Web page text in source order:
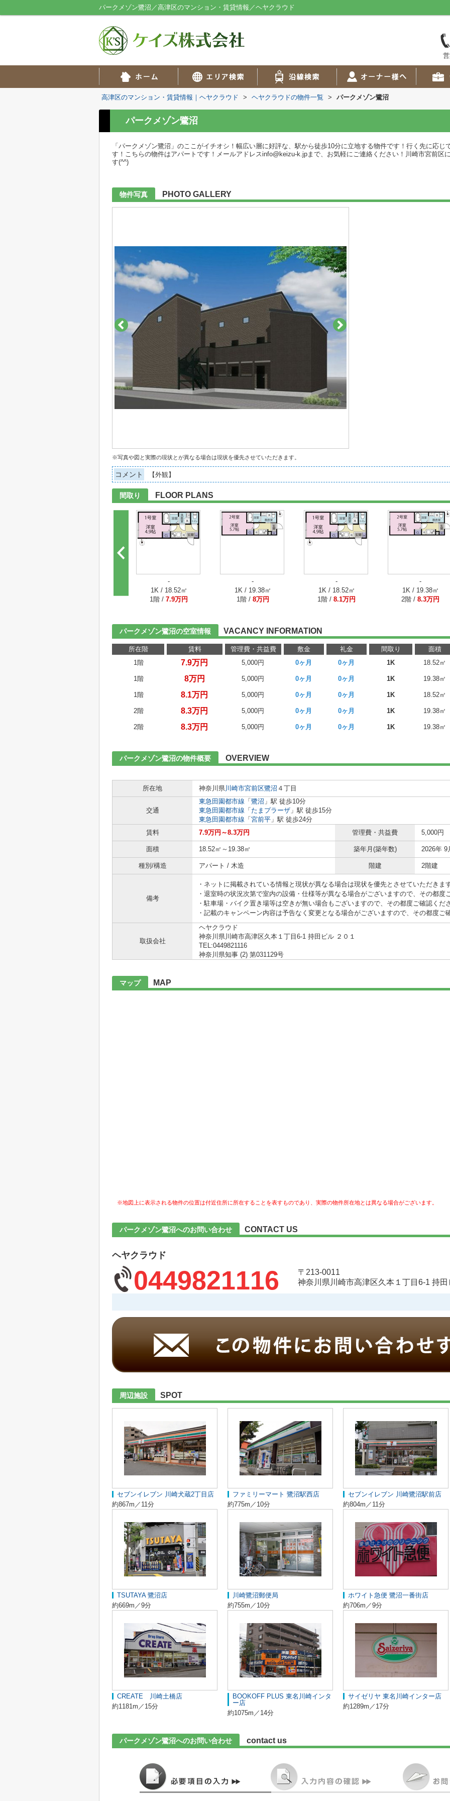
パークメゾン鷺沼／高津区のマンション・賃貸情報／ヘヤクラウド
高津区のマンション・賃貸情報｜ヘヤクラウド > ヘヤクラウドの物件一覧 > パークメゾン鷺沼
パークメゾン鷺沼
「パークメゾン鷺沼」のここがイチオシ！幅広い層に好評な、駅から徒歩10分に立地する物件です！行く先に応
す！こちらの物件はアパートです！メールアドレスinfo@keizu-k.jpまで、お気軽にご連絡ください！川崎市宮前区
す(^^)
物件写真 PHOTO GALLERY
※写真や図と実際の現状とが異なる場合は現状を優先させていただきます。
コメント 【外観】
間取り FLOOR PLANS
-
1K / 18.52㎡
1階 / 7.9万円
-
1K / 19.38㎡
1階 / 8万円
-
1K / 18.52㎡
1階 / 8.1万円
-
1K / 19.38㎡
2階 / 8.3万円
パークメゾン鷺沼の空室情報 VACANCY INFORMATION
所在階 賃料 管理費・共益費 敷金 礼金 間取り 面積
1階
7.9万円 5,000円 0ヶ月 0ヶ月 1K 18.52㎡
1階 8万円 5,000円 0ヶ月 0ヶ月 1K 19.38㎡
1階 8.1万円 5,000円 0ヶ月 0ヶ月 1K 18.52㎡
2階 8.3万円 5,000円 0ヶ月 0ヶ月 1K 19.38㎡
2階 8.3万円 5,000円 0ヶ月 0ヶ月 1K 19.38㎡
パークメゾン鷺沼の物件概要 OVERVIEW
所在地
神奈川県川崎市宮前区鷺沼 ４丁目
交通
東急田園都市線 「 鷺沼 」駅 徒歩10分
東急田園都市線 「 たまプラーザ 」駅 徒歩15分
東急田園都市線 「 宮前平 」駅 徒歩24分
賃料
7.9万円～8.3万円 管理費・共益費 5,000円
面積 18.52㎡～19.38㎡ 築年月(築年数) 2026年 9
種別/構造 アパート / 木造 階建 2階建
備考
・ネットに掲載されている情報と現状が異なる場合は現状を優先とさせていただきます
・退室時の状況次第で室内の設備・仕様等が異なる場合がございますので、その都度
・駐車場・バイク置き場等は空きが無い場合もございますので、その都度ご確認くださ
・記載のキャンペーン内容は予告なく変更となる場合がございますので、その都度ご
取扱会社
ヘヤクラウド
神奈川県川崎市高津区久本１丁目6-1 持田ビル ２０１
TEL:0449821116
神奈川県知事 (2) 第031129号
マップ MAP
※地図上に表示される物件の位置は付近住所に所在することを表すものであり、実際の物件所在地とは異なる場合がございます。
パークメゾン鷺沼へのお問い合わせ CONTACT US
ヘヤクラウド
0449821116
〒213-0011
神奈川県川崎市高津区久本１丁目6-1 持田
周辺施設 SPOT
セブンイレブン 川崎犬蔵2丁目店
約867m／11分
ファミリーマート 鷺沼駅西店
約775m／10分
セブンイレブン 川崎鷺沼駅前店
約804m／11分
TSUTAYA 鷺沼店
約669m／9分
川崎鷺沼郵便局
約755m／10分
ホワイト急便 鷺沼一番街店
約706m／9分
CREATE 川崎土橋店
約1181m／15分
BOOKOFF PLUS 東名川崎インタ
ー店
約1075m／14分
サイゼリヤ 東名川崎インター店
約1289m／17分
パークメゾン鷺沼へのお問い合わせ contact us